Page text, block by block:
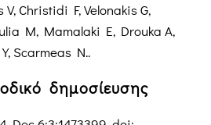
Christidi F, Velonakis G,
M, Mamalaki E, Drouka A,
Scarmeas N..
δημοσίευσης